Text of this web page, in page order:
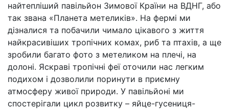
найтепліший павільйон Зимової Країни на ВДНГ, або
так звана «Планета метеликів». На фермі ми
дізналися та побачили чимало цікавого з життя
найкрасивіших тропічних комах, риб та птахів, а ще
зробили багато фото з метеликом на плечі, на
долоні. Яскраві тропічні феї оточили нас легким
подихом і дозволили поринути в приємну
атмосферу живої природи. У павільйоні ми
спостерігали цикл розвитку – яйце-гусениця-